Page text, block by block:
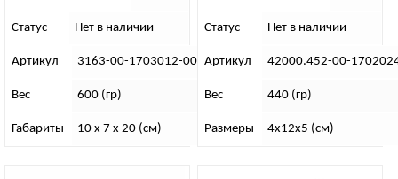
Статус Нет в наличии
Артикул 3163-00-1703012-00
Вес 600 (гр)
Габариты 10 x 7 x 20 (см)
Статус Нет в наличии
Артикул 42000.452-00-
Вес 440 (гр)
Размеры 4х12х5 (см)